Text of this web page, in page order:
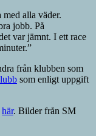
alla väder.
jobb. På
var jämnt. I ett race
från klubben som
som enligt uppgift
här. Bilder från SM